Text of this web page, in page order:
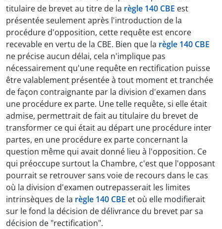
titulaire de brevet au titre de la règle 140 CBE est
présentée seulement après l'introduction de la
procédure d'opposition, cette requête est encore
recevable en vertu de la CBE. Bien que la règle 140 CBE
ne précise aucun délai, cela n'implique pas
nécessairement qu'une requête en rectification puisse
être valablement présentée à tout moment et tranchée
de façon contraignante par la division d'examen dans
une procédure ex parte. Une telle requête, si elle était
admise, permettrait de fait au titulaire du brevet de
transformer ce qui était au départ une procédure inter
partes, en une procédure ex parte concernant la
question même qui avait donné lieu à l'opposition. Ce
qui préoccupe surtout la Chambre, c'est que l'opposant
pourrait se retrouver sans voie de recours dans le cas
où la division d'examen outrepasserait les limites
intrinsèques de la règle 140 CBE et où elle modifierait
sur le fond la décision de délivrance du brevet par sa
décision de "rectification".